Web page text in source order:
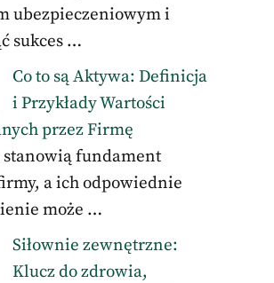
ubezpieczeniowym i
sukces …
Co to są Aktywa: Definicja
i Przykłady Wartości
przez Firmę
fundament
a ich odpowiednie
może …
Siłownie zewnętrzne:
Klucz do zdrowia,